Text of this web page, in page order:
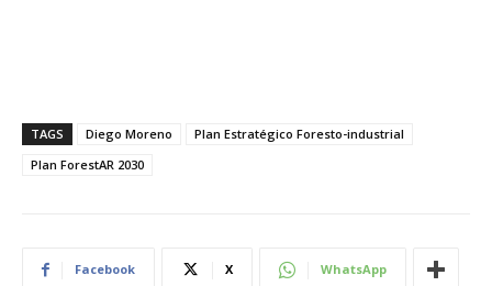
TAGS Diego Moreno
Plan Estratégico Foresto-industrial
Plan ForestAR 2030
Facebook X WhatsApp